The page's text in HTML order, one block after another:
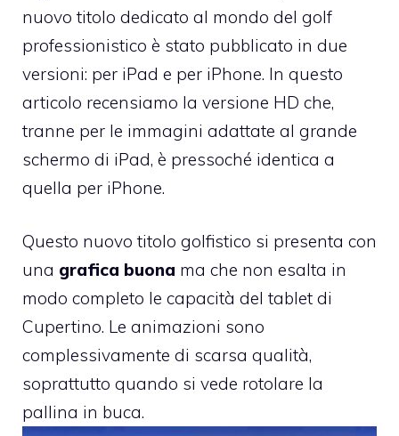
nuovo titolo dedicato al mondo del golf
professionistico è stato pubblicato in due
versioni: per iPad e per iPhone. In questo
articolo recensiamo la versione HD che,
tranne per le immagini adattate al grande
schermo di iPad, è pressoché identica a
quella per iPhone.
Questo nuovo titolo golfistico si presenta con
una grafica buona ma che non esalta in
modo completo le capacità del tablet di
Cupertino. Le animazioni sono
complessivamente di scarsa qualità,
soprattutto quando si vede rotolare la
pallina in buca.